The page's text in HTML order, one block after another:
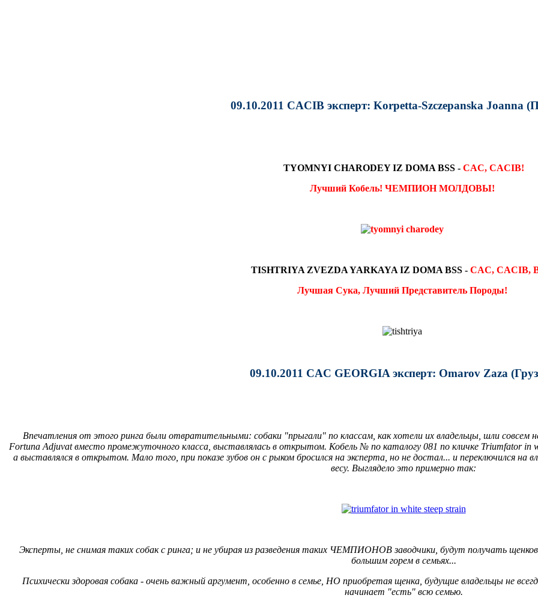
09.10.2011 CACIB эксперт: Korpetta-Szczepanska Joanna
TYOMNYI CHARODEY IZ DOMA BSS - CAC, CACIB!
Лучший Кобель! ЧЕМПИОН МОЛДОВЫ!
TISHTRIYA ZVEZDA YARKAYA IZ DOMA BSS - CAC, CACIB,
Лучшая Сука, Лучший Представитель Породы!
09.10.2011 CAC GEORGIA эксперт: Omarov Zaza
Впечатления от этого ринга были отвратительными: собаки "прыгали" по классам, как хотели их владельцы, шли совсем
Fortuna Adjuvat вместо промежуточного класса, выставлялась в открытом. Кобель № по каталогу 081 по кличке Triumfator in
а выставлялся в открытом. Мало того, при показе зубов он с рыком бросился на эксперта, но не достал... и переключился на
весу. Выглядело это примерно так:
Эксперты, не снимая таких собак с ринга; и не убирая из разведения таких ЧЕМПИОНОВ заводчики, будут получать
большим горем в семьях...
Психически здоровая собака - очень важный аргумент, особенно в семье, НО приобретая щенка, будущие владельцы не
начинает "есть" всю семью.